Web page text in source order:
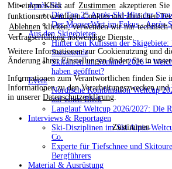
Mit einem Klick auf Zustimmen akzeptieren
funktionsnotwendigen Cookies und ähnlichen
Ablehnen klicken, verwenden wir nur technisch
Vertragserfüllung notwendige Dienste.
Weitere Informationen zur Cookienutzung und
Änderung Ihrer Einstellungen finden Sie in
Informationen zum Verantwortlichen finden Sie
Informationen zu den Verarbeitungszwecken
in unsererDatenschutzerklärung
Zustimmen
Après-Ski
Die Top 25 Après-Ski-Hits der
Der MooserWirt im Fokus - Après-
Aus den Skigebieten
Hinter den Kulissen der Skigebiete:
Saisonende
Skifahren im Sommer 2026 –
haben geöffnet?
Event
Nordische Kombination Weltcup
auf einen Blick
Langlauf Weltcup 2026/2027: Die
Interviews & Reportagen
Ski-Disziplinen im Ski Alpin-
Co.
Experte für Tiefschnee und
Bergführers
Material & Ausrüstung